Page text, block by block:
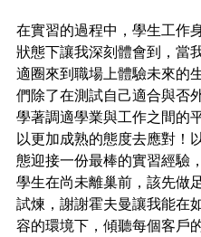
在實習的過程中，學生工作
狀態下讓我深刻體會到，當
適圈來到職場上體驗未來的
們除了在測試自己適合與否
學著調適學業與工作之間的
以更加成熟的態度去應對！
態迎接一份最棒的實習經驗
學生在尚未離巢前，該先做
試煉，謝謝霍夫曼讓我能在
容的環境下，傾聽每個客戶